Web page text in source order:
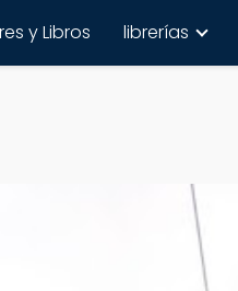
y Libros librerías